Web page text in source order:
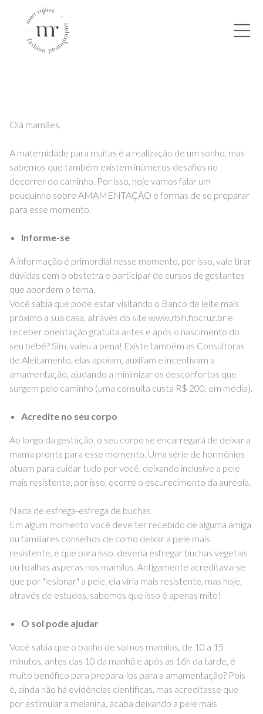
Olá mamães,
A maternidade para muitas é a realização de um sonho, mas
sabemos que também existem inúmeros desafios no
decorrer do caminho. Por isso, hoje vamos falar um
pouquinho sobre AMAMENTAÇÃO e formas de se preparar
para esse momento.
Informe-se
A informação é primordial nesse momento, por isso, vale tirar
dúvidas com o obstetra e participar de cursos de gestantes
que abordem o tema.
Você sabia que pode estar visitando o Banco de leite mais
próximo a sua casa, através do site www.rblh.fiocruz.br e
receber orientação gratuita antes e após o nascimento do
seu bebê? Sim, valeu a pena! Existe também as Consultoras
de Aleitamento, elas apoiam, auxiliam e incentivam a
amamentação, ajudando a minimizar os desconfortos que
surgem pelo caminho (uma consulta custa R$ 200, em média).
Acredite no seu corpo
Ao longo da gestação, o seu corpo se encarregará de deixar a
mama pronta para esse momento. Uma série de hormônios
atuam para cuidar tudo por você, deixando inclusive a pele
mais resistente, por isso, ocorre o escurecimento da auréola.
Nada de esfrega-esfrega de buchas
Em algum momento você deve ter recebido de alguma amiga
ou familiares conselhos de como deixar a pele mais
resistente, e que para isso, deveria esfregar buchas vegetais
ou toalhas ásperas nos mamilos. Antigamente acreditava-se
que por "lesionar" a pele, ela viria mais resistente, mas hoje,
através de estudos, sabemos que isso é apenas mito!
O sol pode ajudar
Você sabia que o banho de sol nos mamilos, de 10 a 15
minutos, antes das 10 da manhã e após as 16h da tarde, é
muito benéfico para prepara-los para a amamentação? Pois
é, ainda não há evidências científicas, mas acreditasse que
por estimular a melanina, acaba deixando a pele mais